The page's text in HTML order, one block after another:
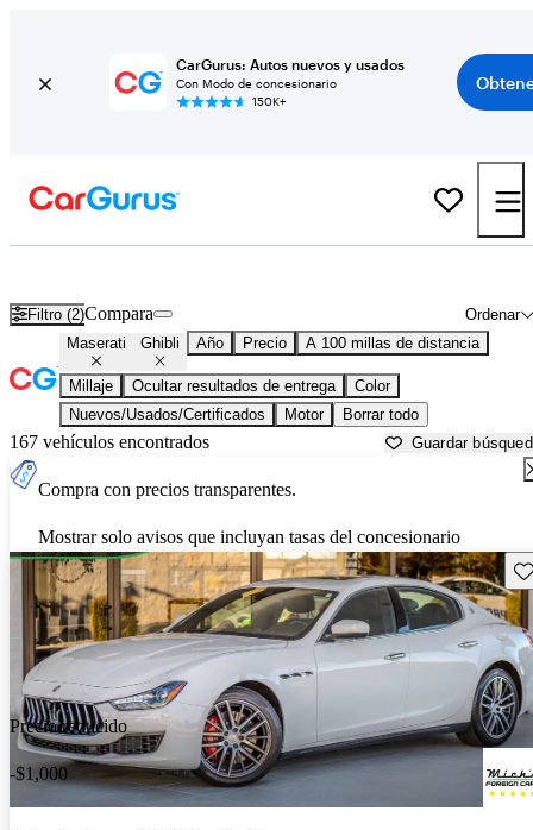
CarGurus: Autos nuevos y usados
Con Modo de concesionario
150K+
Filtro (2) Ordenar
Compara
Maserati Ghibli Año Precio A 100 millas de distancia
Millaje Ocultar resultados de entrega
Color
Nuevos/Usados/Certificados
Motor Borrar todo
167 vehículos encontrados Guardar
Compra con precios transparentes.
Mostrar solo avisos que incluyan tasas del concesionario
Precio reducido
-$1,000